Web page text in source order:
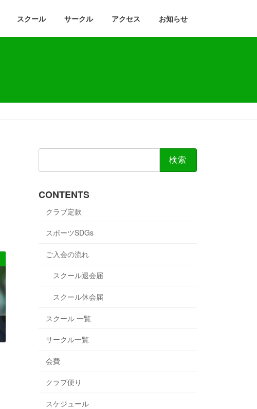
スクール サークル アクセス お知らせ
CONTENTS
クラブ定款
スポーツSDGs
ご入会の流れ
スクール退会届
スクール休会届
スクール 一覧
サークル一覧
会費
クラブ便り
スケジュール